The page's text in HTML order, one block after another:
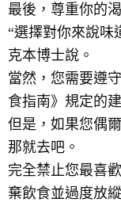
最後，尊重你的
“選擇對你來說味
克本博士說。
當然，您需要遵
食指南》規定的
但是，如果您偶
那就去吧。
完全禁止您最喜
棄飲食並過度放縱